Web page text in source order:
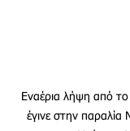
Εναέρια λήψη από
έγινε στην